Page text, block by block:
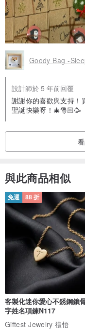
設計師於 5 年前回覆
謝謝你的喜歡與支持
聖誕快樂呀！🎄🎅🏻🥳
與此商品相似
免運 88 折
客製化迷你愛心不銹鋼鎖
字姓名項鍊N117
Giftest Jewelry 禮悟